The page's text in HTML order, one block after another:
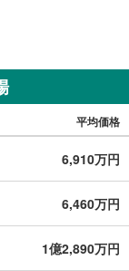
お問い合わせくだ
平均価格
6,910万円
6,460万円
1億2,890万円